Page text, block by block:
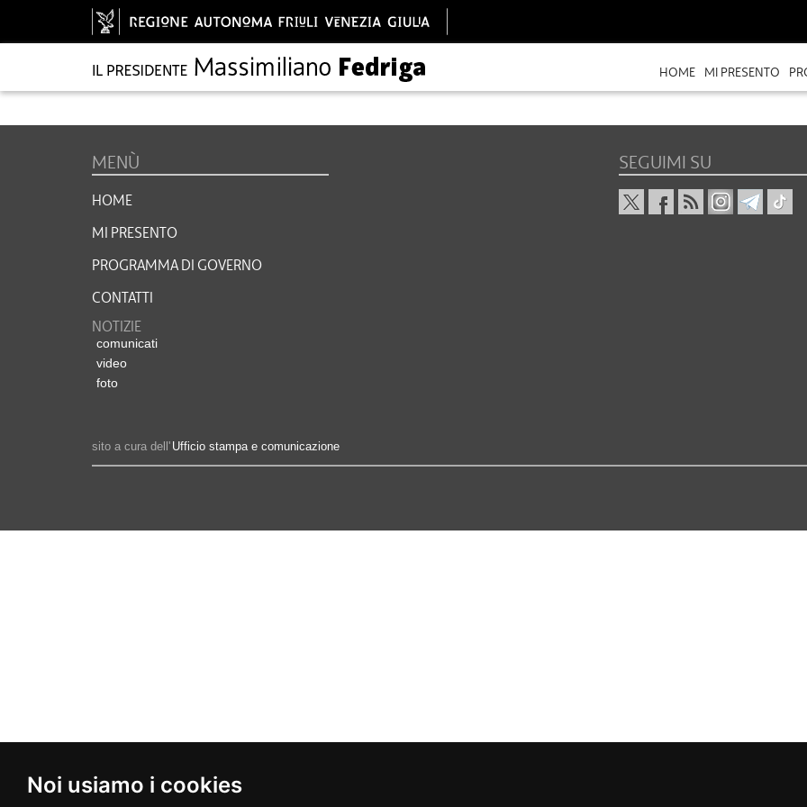
Noi usiamo i cookies
HOME MI PRESENTO
MENÙ
HOME
MI PRESENTO
PROGRAMMA DI GOVERNO
CONTATTI
NOTIZIE
comunicati
video
foto
SEGUIMI SU
sito a cura dell' Ufficio stampa e comunicazione